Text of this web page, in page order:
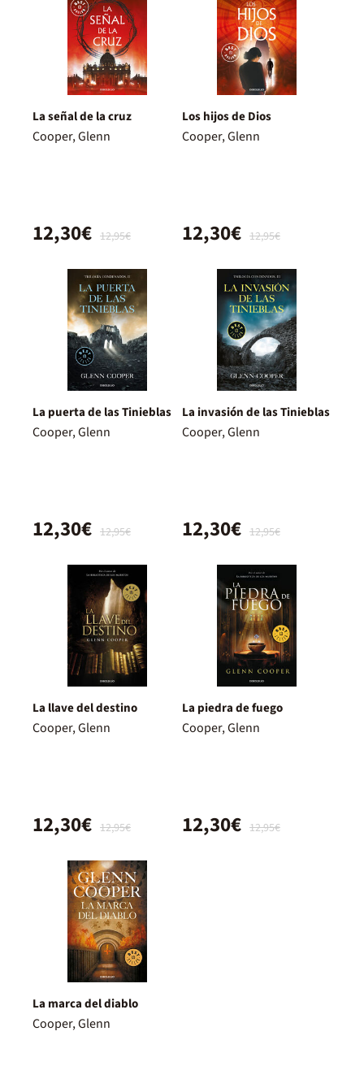
La señal de la cruz
Cooper, Glenn
12,95€
12,30€
Los hijos de Dios
Cooper, Glenn
12,95€
12,30€
La puerta de las Tinieblas
Cooper, Glenn
12,95€
12,30€
La invasión de las Tinieblas
Cooper, Glenn
12,95€
12,30€
La llave del destino
Cooper, Glenn
12,95€
12,30€
La piedra de fuego
Cooper, Glenn
12,95€
12,30€
La marca del diablo
Cooper, Glenn